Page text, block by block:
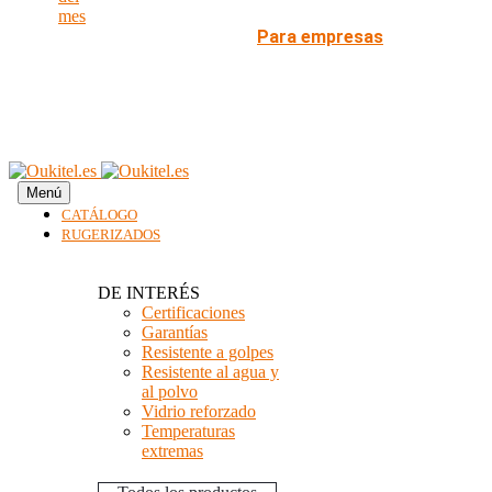
mes
Para empresas
Menú
CATÁLOGO
RUGERIZADOS
DE INTERÉS
Certificaciones
Garantías
Resistente a golpes
Resistente al agua y
al polvo
Vidrio reforzado
Temperaturas
extremas